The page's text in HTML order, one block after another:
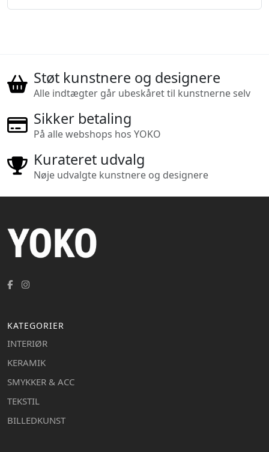
Støt kunstnere og designere
Alle indtægter går ubeskåret til kunstnerne selv
Sikker betaling
På alle webshops hos YOKO
Kurateret udvalg
Nøje udvalgte kunstnere og designere
KATEGORIER
INTERIØR
KERAMIK
SMYKKER & ACC
TEKSTIL
BILLEDKUNST